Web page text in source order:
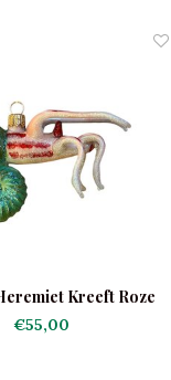
Kreeft Roze
€55,00